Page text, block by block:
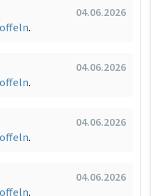
04.06.2026
.
04.06.2026
.
04.06.2026
.
04.06.2026
.